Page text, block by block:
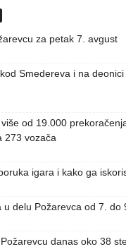
za petak 7. avgust
Smedereva i na
od 19.000
273 vozača
igara i kako ga
delu Požarevca od 7. do
danas oko 38